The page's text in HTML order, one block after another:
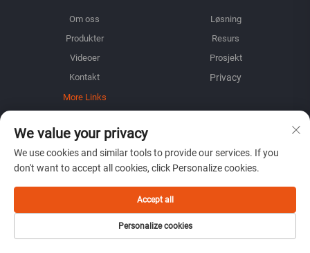
Om oss
Løsning
Produkter
Resurs
Videoer
Prosjekt
Kontakt
More Links
INFORMASJON
Registrer deg for å motta vårt ukentlige nyhetsbrev
Send inn
We value your privacy
We use cookies and similar tools to provide our services. If you
don't want to accept all cookies, click Personalize cookies.
Personalize cookies
Accept all